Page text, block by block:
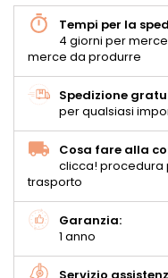
Tempi per la
4 giorni per
merce da produrre
Spedizione
per qualsiasi
Cosa fare alla
clicca! procedura
trasporto
Garanzia:
1 anno